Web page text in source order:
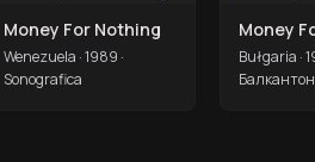
Money For Nothing
Wenezuela · 1989 ·
Sonografica
Money
Bułgaria ·
Балкантон